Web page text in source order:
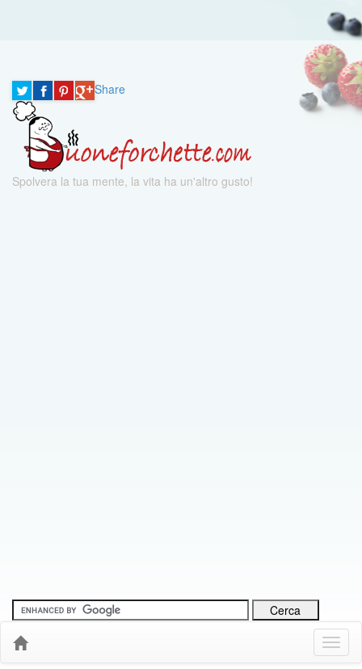
Share
Spolvera la tua mente, la vita ha un'altro gusto!
Menu
Down